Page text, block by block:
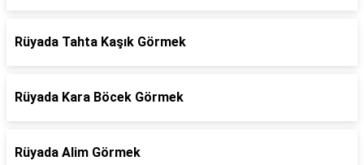
Rüyada Tahta Kaşık Görmek
Rüyada Kara Böcek Görmek
Rüyada Alim Görmek